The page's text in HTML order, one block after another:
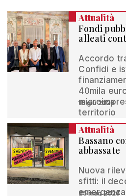
Attualità
Fondi
alleati
Accordo
Confidi e
40mila
territorio
16 giu 2026
Attualità
Bassano
abbassate
Nuova
sfitti: il
25 mag 2026